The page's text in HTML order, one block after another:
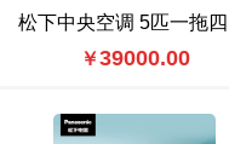
￥39000.00